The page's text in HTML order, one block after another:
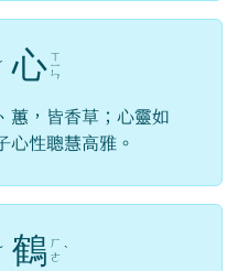
ˊ 心 ㄒ
ㄧ
ㄣ
蕙，皆香草；心靈如
心性聰慧高雅。
ˇ 鶴 ㄏ
ㄜ ˋ